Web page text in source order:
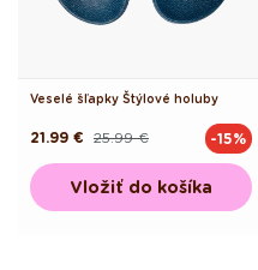
Veselé šľapky Štýlové holuby
Pôvodná25.99 €
Akciová
21.99 € -15%
Vložiť do košíka